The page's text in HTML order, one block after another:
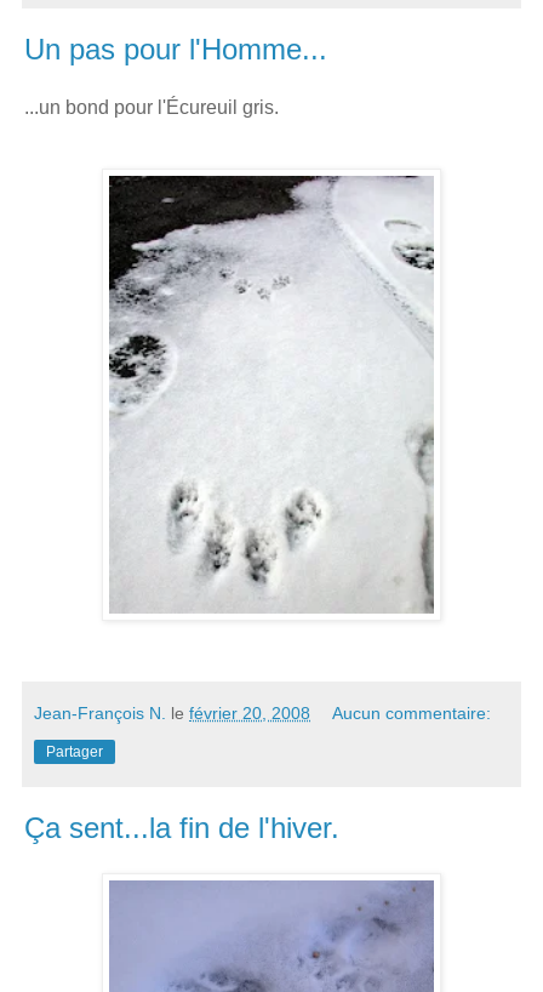
Un pas pour l'Homme...
...un bond pour l'Écureuil gris.
Jean-François N. le février 20, 2008 Aucun commentaire:
Partager
Ça sent...la fin de l'hiver.